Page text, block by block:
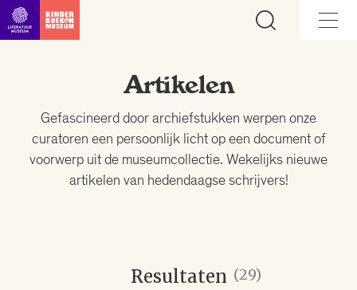
Ga direct naar inhoud
Artikelen
Gefascineerd door archiefstukken werpen onze
curatoren een persoonlijk licht op een document of
voorwerp uit de museumcollectie. Wekelijks nieuwe
artikelen van hedendaagse schrijvers!
Resultaten (29)